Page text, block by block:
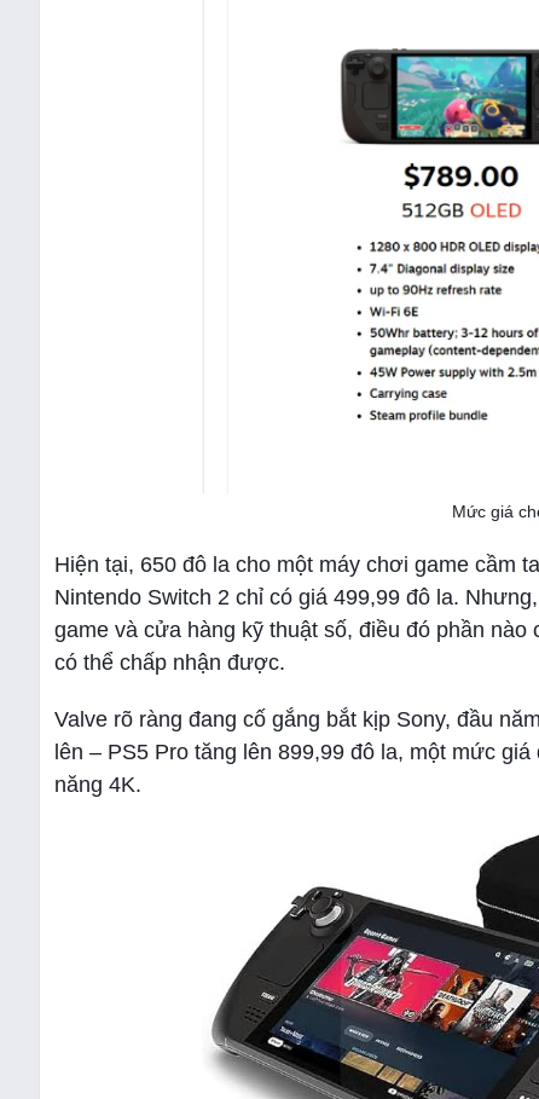
Mức giá
Hiện tại, 650 đô la cho một máy chơi game cầm
Nintendo Switch 2 chỉ có giá 499,99 đô la.
game và cửa hàng kỹ thuật số, điều đó phần
có thể chấp nhận được.
Valve rõ ràng đang cố gắng bắt kịp Sony, đầu
lên – PS5 Pro tăng lên 899,99 đô la, một mức
năng 4K.